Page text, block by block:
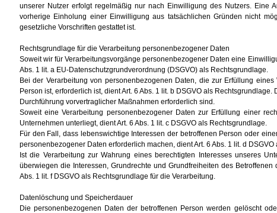
unserer Nutzer erfolgt regelmäßig nur nach Einwilligung des Nutzers. Eine
vorherige Einholung einer Einwilligung aus tatsächlichen Gründen nicht
gesetzliche Vorschriften gestattet ist.
Rechtsgrundlage für die Verarbeitung personenbezogener Daten
Soweit wir für Verarbeitungsvorgänge personenbezogener Daten eine
Abs. 1 lit. a EU-Datenschutzgrundverordnung (DSGVO) als Rechtsgrundlage.
Bei der Verarbeitung von personenbezogenen Daten, die zur Erfüllung eines
Person ist, erforderlich ist, dient Art. 6 Abs. 1 lit. b DSGVO als
Durchführung vorvertraglicher Maßnahmen erforderlich sind.
Soweit eine Verarbeitung personenbezogener Daten zur Erfüllung einer
Unternehmen unterliegt, dient Art. 6 Abs. 1 lit. c DSGVO als Rechtsgrundlage.
Für den Fall, dass lebenswichtige Interessen der betroffenen Person oder
personenbezogener Daten erforderlich machen, dient Art. 6 Abs. 1 lit. d
Ist die Verarbeitung zur Wahrung eines berechtigten Interesses unseres
überwiegen die Interessen, Grundrechte und Grundfreiheiten des
Abs. 1 lit. f DSGVO als Rechtsgrundlage für die Verarbeitung.
Datenlöschung und Speicherdauer
Die personenbezogenen Daten der betroffenen Person werden gelöscht